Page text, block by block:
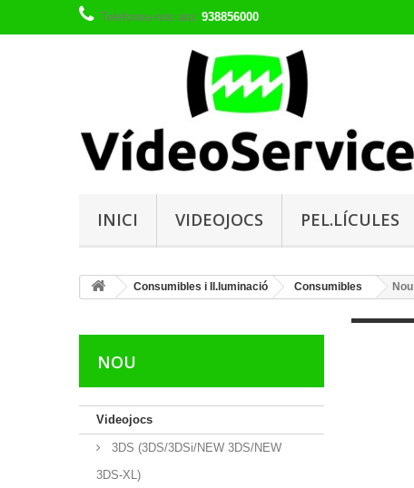
Telefoneu-nos ara: 938856000
INICI VIDEOJOCS PEL.LÍCULES
Consumibles i Il.luminació Consumibles Nou
NOU
Videojocs
3DS (3DS/3DSi/NEW 3DS/NEW
3DS-XL)